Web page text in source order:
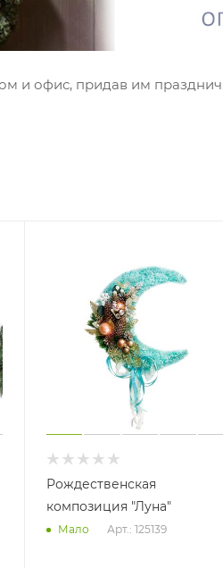
и офис, придав им
Рождественская
композиция "Луна"
Мало Арт.: 125139